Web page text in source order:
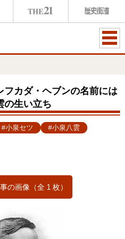
ME
フカダ・ヘブンの名前には
の生い立ち
#小泉セツ #小泉八雲
の画像（全 1 枚）